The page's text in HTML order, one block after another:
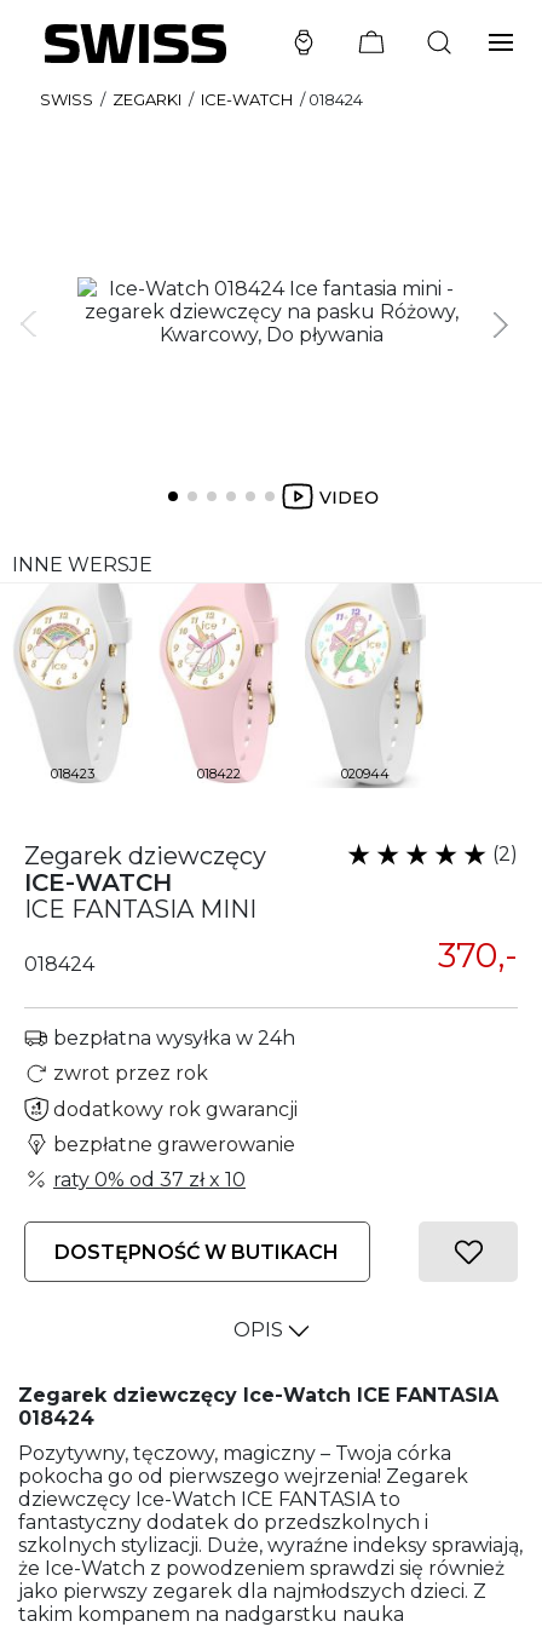
SWISS / ZEGARKI / ICE-WATCH /018424
INNE WERSJE
018423 018422 020944
Zegarek dziewczęcy
ICE-WATCH
ICE FANTASIA MINI
(2)
018424 370,-
bezpłatna wysyłka w 24h
zwrot przez rok
dodatkowy rok gwarancji
bezpłatne grawerowanie
raty 0% od 37 złx 10
DOSTĘPNOŚĆ W BUTIKACH
OPIS
Zegarek dziewczęcy Ice-Watch ICE FANTASIA
018424
Pozytywny, tęczowy, magiczny – Twoja córka
pokocha go od pierwszego wejrzenia! Zegarek
dziewczęcy Ice-Watch ICE FANTASIA to
fantastyczny dodatek do przedszkolnych i
szkolnych stylizacji. Duże, wyraźne indeksy sprawiają,
że Ice-Watch z powodzeniem sprawdzi się również
jako pierwszy zegarek dla najmłodszych dzieci. Z
takim kompanem na nadgarstku nauka